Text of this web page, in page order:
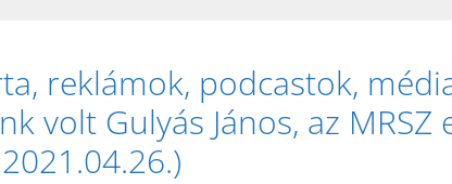
reklámok, podcastok,
volt Gulyás János, az MRSZ